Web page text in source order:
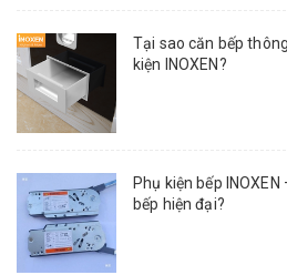
Tại sao căn bếp
kiện INOXEN?
Phụ kiện bếp
bếp hiện đại?